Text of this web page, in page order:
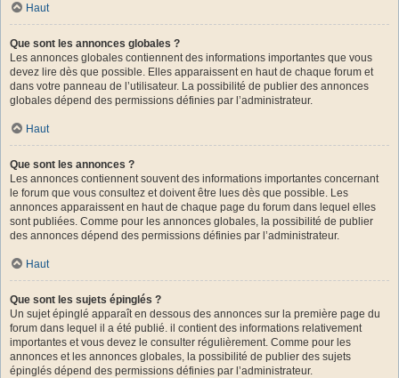
Haut
Que sont les annonces globales ?
Les annonces globales contiennent des informations importantes que vous
devez lire dès que possible. Elles apparaissent en haut de chaque forum et
dans votre panneau de l’utilisateur. La possibilité de publier des annonces
globales dépend des permissions définies par l’administrateur.
Haut
Que sont les annonces ?
Les annonces contiennent souvent des informations importantes concernant
le forum que vous consultez et doivent être lues dès que possible. Les
annonces apparaissent en haut de chaque page du forum dans lequel elles
sont publiées. Comme pour les annonces globales, la possibilité de publier
des annonces dépend des permissions définies par l’administrateur.
Haut
Que sont les sujets épinglés ?
Un sujet épinglé apparaît en dessous des annonces sur la première page du
forum dans lequel il a été publié. il contient des informations relativement
importantes et vous devez le consulter régulièrement. Comme pour les
annonces et les annonces globales, la possibilité de publier des sujets
épinglés dépend des permissions définies par l’administrateur.